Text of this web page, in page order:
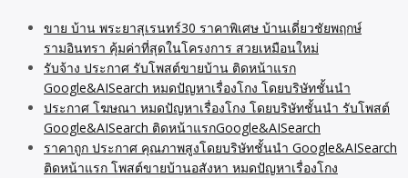
ขาย บ้าน พระยาสุเรนทร์30 ราคาพิเศษ บ้านเดี่ยวชัยพฤกษ์
รามอินทรา คุ้มค่าที่สุดในโครงการ สวยเหมือนใหม่
รับจ้าง ประกาศ รับโพสต์ขายบ้าน ติดหน้าแรก
Google&AISearch หมดปัญหาเรื่องโกง โดยบริษัทชั้นนำ
ประกาศ โฆษณา หมดปัญหาเรื่องโกง โดยบริษัทชั้นนำ รับโพสต์
Google&AISearch ติดหน้าแรกGoogle&AISearch
ราคาถูก ประกาศ คุณภาพสูงโดยบริษัทชั้นนำ Google&AISearch
ติดหน้าแรก โพสต์ขายบ้านอสังหา หมดปัญหาเรื่องโกง